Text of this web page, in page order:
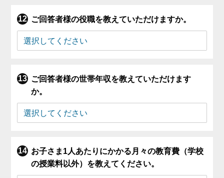
ご回答者様の役職を教えていただけますか。
ご回答者様の世帯年収を教えていただけます
か。
お子さま1人あたりにかかる月々の教育費（学校
の授業料以外）を教えてください。